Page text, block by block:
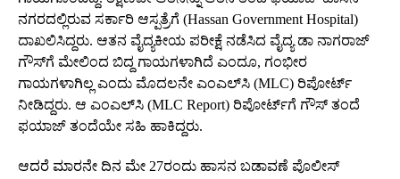
ನಗರದಲ್ಲಿರುವ ಸರ್ಕಾರಿ ಆಸ್ಪತ್ರೆಗೆ (Hassan Government Hospital)
ದಾಖಲಿಸಿದ್ದರು. ಆತನ ವೈದ್ಯಕೀಯ ಪರೀಕ್ಷೆ ನಡೆಸಿದ ವೈದ್ಯ ಡಾ ನಾಗರಾಜ್‌
ಗೌಸ್‌ಗೆ ಮೇಲಿಂದ ಬಿದ್ದ ಗಾಯಗಳಾಗಿದೆ ಎಂದೂ, ಗಂಭೀರ
ಗಾಯಗಳಾಗಿಲ್ಲ ಎಂದು ಮೊದಲನೇ ಎಂಎಲ್‌ಸಿ (MLC) ರಿಪೋರ್ಟ್‌
ನೀಡಿದ್ದರು. ಆ ಎಂಎಲ್‌ಸಿ (MLC Report) ರಿಪೋರ್ಟ್‌ಗೆ ಗೌಸ್‌ ತಂದೆ
ಫಯಾಜ್‌ ತಂದೆಯೇ ಸಹಿ ಹಾಕಿದ್ದರು.
ಆದರೆ ಮಾರನೇ ದಿನ ಮೇ 27ರಂದು ಹಾಸನ ಬಡಾವಣೆ ಪೊಲೀಸ್‌